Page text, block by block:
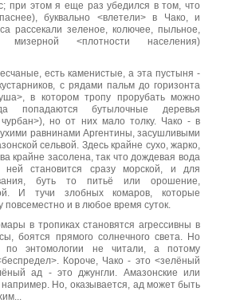
при этом я еще раз убедился в том, что
буквально <влетели> в Чако, и
рассекали зеленое, колючее, пыльное,
мизерной <плотности населения)
есть каменистые, а эта пустыня -
с рядами пальм до горизонта
в котором тропу прорубать можно
попадаются бутылочные деревья
но от них мало толку. Чако - в
равнинами Аргентины, засушливыми
сельвой. Здесь крайне сухо, жарко,
крайне засолена, так что дождевая вода
ней становится сразу морской, и для
буть то питьё или орошение,
И тучи злобных комаров, которые
и в любое время суток.
в тропиках становятся агрессивны в
боятся прямого солнечного света. Но
по энтомологии не читали, а потому
Короче, Чако - это <зелёный
ад - это джунгли. Амазонские или
Но, оказывается, ад может быть